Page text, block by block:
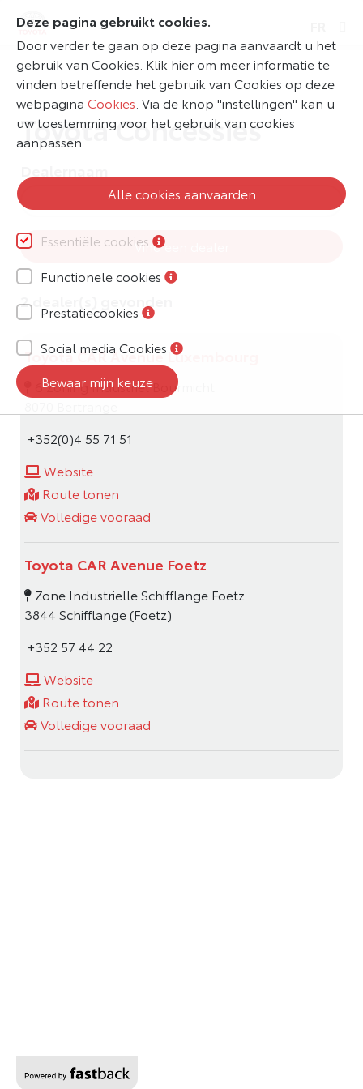
Deze pagina gebruikt cookies.
Door verder te gaan op deze pagina aanvaardt u het
gebruik van Cookies. Klik hier om meer informatie te
vinden betreffende het gebruik van Cookies op deze
webpagina Cookies . Via de knop "instellingen" kan u
uw toestemming voor het gebruik van cookies
aanpassen.
Alle cookies aanvaarden
Essentiële cookies
Functionele cookies
Prestatiecookies
Social media Cookies
Bewaar mijn keuze
Toyota Concessies
Vind een dealer
2 dealer(s) gevonden
Toyota CAR Avenue Luxembourg
6 Zoning Industriel Bourmicht
+352(0)4 55 71 51
Website
Route tonen
Volledige vooraad
Toyota CAR Avenue Foetz
Zone Industrielle Schifflange Foetz
3844 Schifflange (Foetz)
+352 57 44 22
Website
Route tonen
Volledige vooraad